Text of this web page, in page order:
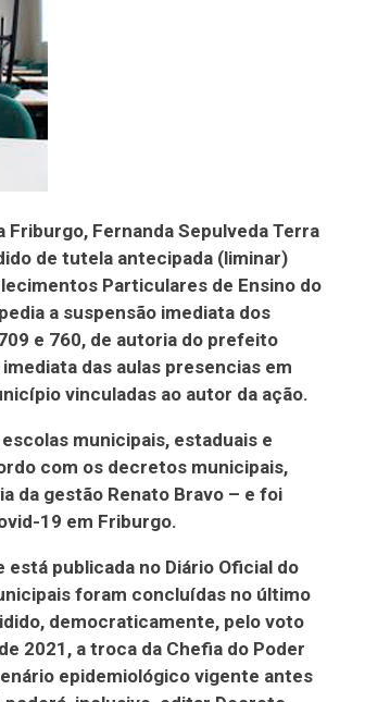
Friburgo, Fernanda Sepulveda Terra
de tutela antecipada (liminar)
Particulares de Ensino do
a suspensão imediata dos
e 760, de autoria do prefeito
das aulas presencias em
vinculadas ao autor da ação.
municipais, estaduais e
com os decretos municipais,
da gestão Renato Bravo – e foi
19 em Friburgo.
publicada no Diário Oficial do
foram concluídas no último
democraticamente, pelo voto
2021, a troca da Chefia do Poder
epidemiológico vigente antes